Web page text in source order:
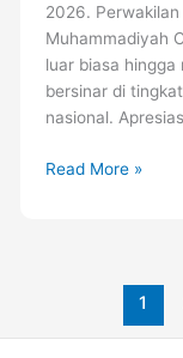
2026.
Muhammadiyah
luar biasa
bersinar di
nasional.
Read More »
1